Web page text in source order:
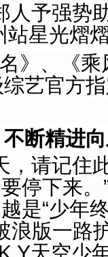
》、《
艺官方
精进向
请记住
停下来。
是“少年
浪版一路